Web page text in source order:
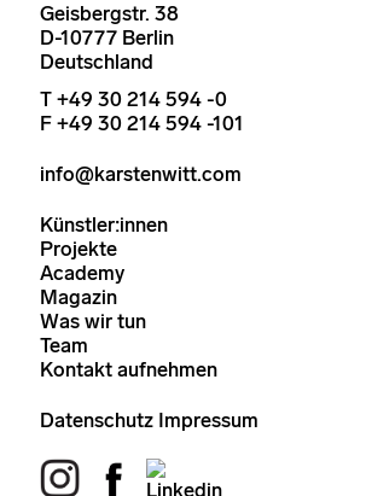
Geisbergstr. 38
D-10777 Berlin
Deutschland
T +49 30 214 594 -0
F +49 30 214 594 -101
info@karstenwitt.com
Künstler:innen
Projekte
Academy
Magazin
Was wir tun
Team
Kontakt aufnehmen
Datenschutz Impressum